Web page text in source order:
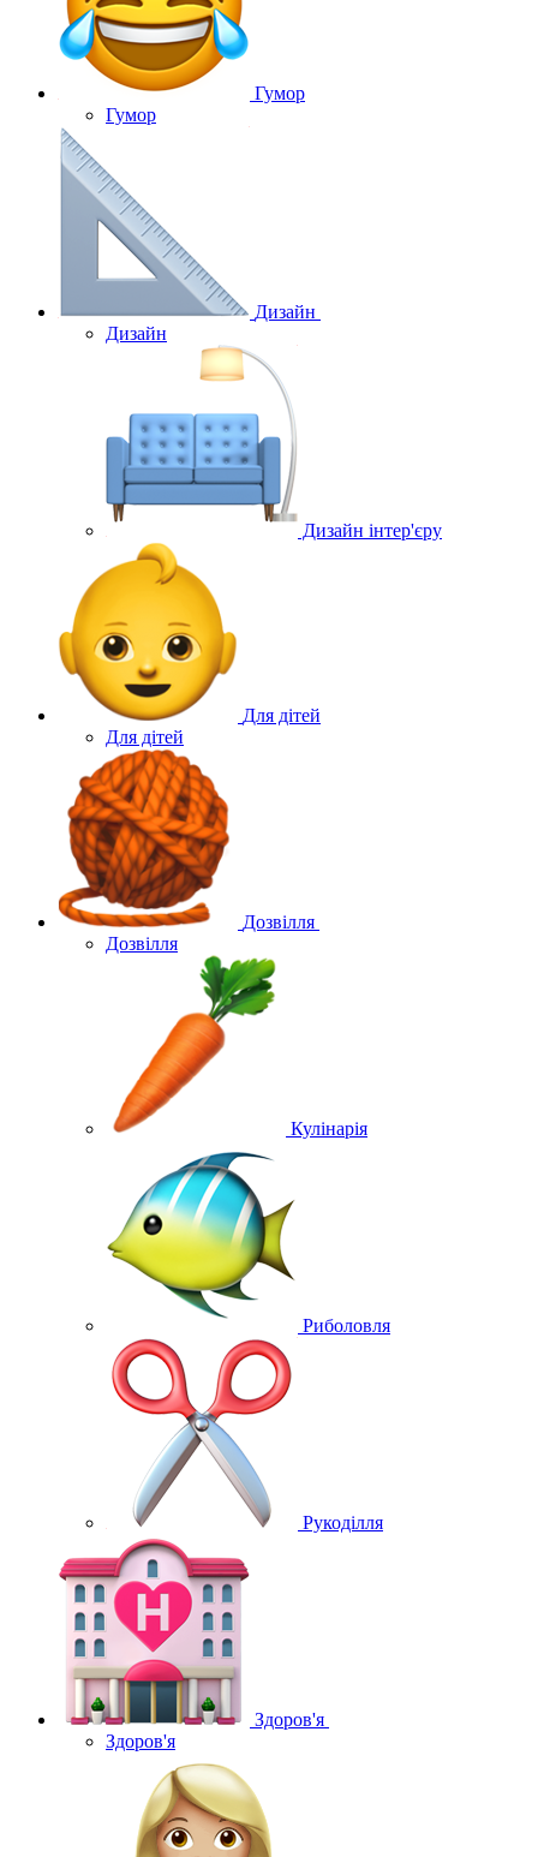
Гумор
Гумор
Дизайн
Дизайн
Дизайн інтер'єру
Для дітей
Для дітей
Дозвілля
Дозвілля
Кулінарія
Риболовля
Рукоділля
Здоров'я
Здоров'я